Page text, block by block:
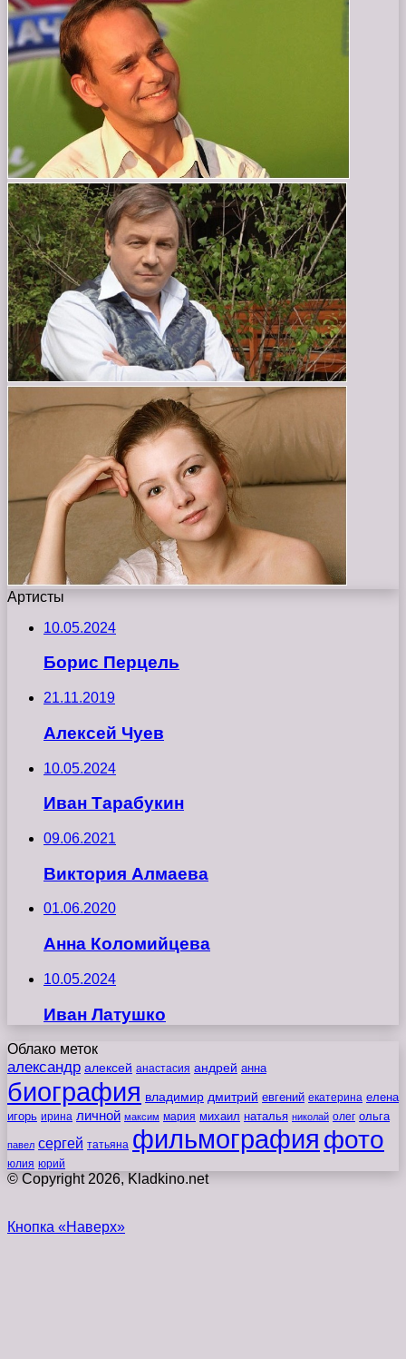
Артисты
10.05.2024
Борис Перцель
21.11.2019
Алексей Чуев
10.05.2024
Иван Тарабукин
09.06.2021
Виктория Алмаева
01.06.2020
Анна Коломийцева
10.05.2024
Иван Латушко
Облако меток
александр алексей анастасия андрей анна
биография владимир дмитрий евгений екатерина елена
игорь ирина личной максим мария михаил наталья николай олег ольга
павел сергей татьяна фильмография фото
юлия юрий
© Copyright 2026, Kladkino.net
Кнопка «Наверх»